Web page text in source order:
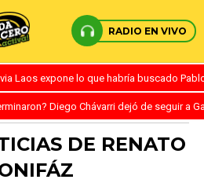
RADIO EN VIVO
Laos expone lo que habría buscado
Diego Chávarri dejó de seguir a
DE RENATO